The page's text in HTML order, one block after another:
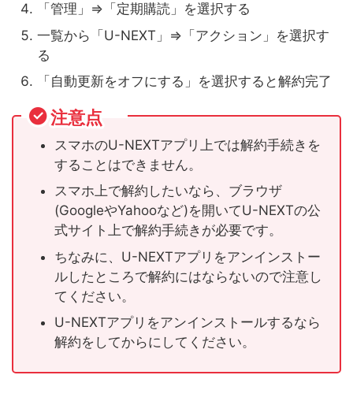
「管理」⇒「定期購読」を選択する
一覧から「U-NEXT」⇒「アクション」を選択す
る
「自動更新をオフにする」を選択すると解約完了
注意点
スマホのU-NEXTアプリ上では解約手続きを
することはできません。
スマホ上で解約したいなら、ブラウザ
(GoogleやYahooなど)を開いてU-NEXTの公
式サイト上で解約手続きが必要です。
ちなみに、U-NEXTアプリをアンインストー
ルしたところで解約にはならないので注意し
てください。
U-NEXTアプリをアンインストールするなら
解約をしてからにしてください。